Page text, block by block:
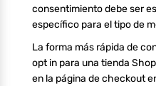
consentimiento debe ser
específico para el tipo de
La forma más rápida de
opt in para una tienda
en la página de checkout